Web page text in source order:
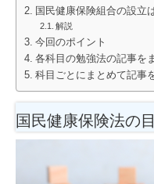
国民健康保険組合の設立
解説
今回のポイント
各科目の勉強法の記事を
科目ごとにまとめて記事
国民健康保険法の